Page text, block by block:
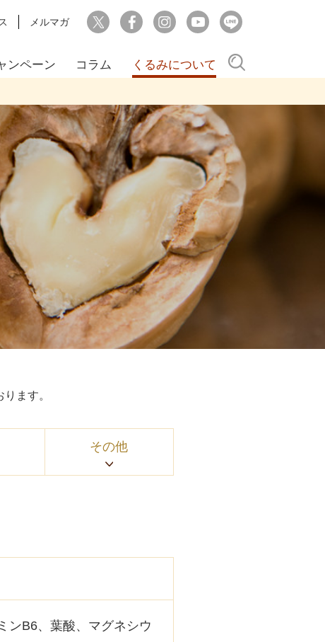
メルマガ
ンペーン コラム くるみについて
ます。
その他
ンB6、葉酸、マグネシウ